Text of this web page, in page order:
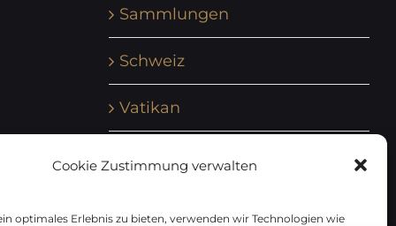
Cookie Zustimmung verwalten
optimales Erlebnis zu bieten, verwenden wir Technologien wie
Sammlungen
Schweiz
Vatikan